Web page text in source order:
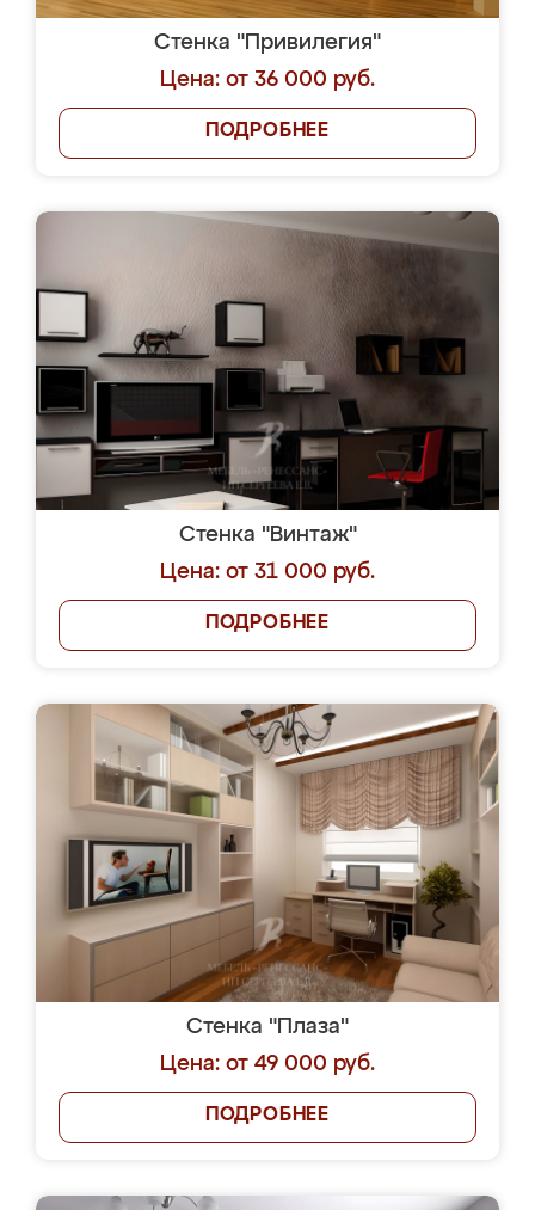
Стенка "Привилегия"
Цена: от 36 000 руб.
ПОДРОБНЕЕ
Стенка "Винтаж"
Цена: от 31 000 руб.
ПОДРОБНЕЕ
Стенка "Плаза"
Цена: от 49 000 руб.
ПОДРОБНЕЕ